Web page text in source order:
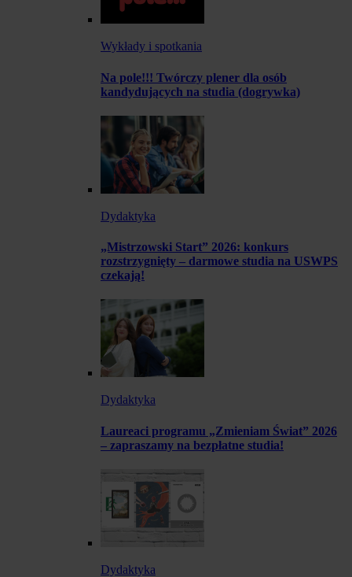
Wykłady i spotkania
Na pole!!! Twórczy plener dla osób
kandydujących na studia (dogrywka)
Dydaktyka
„Mistrzowski Start” 2026: konkurs
rozstrzygnięty – darmowe studia na USWPS
czekają!
Dydaktyka
Laureaci programu „Zmieniam Świat” 2026
– zapraszamy na bezpłatne studia!
Dydaktyka